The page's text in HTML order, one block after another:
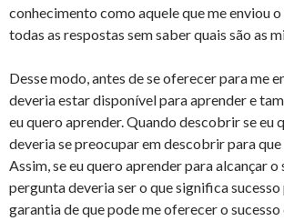
conhecimento como aquele que me enviou
todas as respostas sem saber quais são as
Desse modo, antes de se oferecer para me
deveria estar disponível para aprender e
eu quero aprender. Quando descobrir se eu
deveria se preocupar em descobrir para
Assim, se eu quero aprender para alcançar o
pergunta deveria ser o que significa sucesso
garantia de que pode me oferecer o